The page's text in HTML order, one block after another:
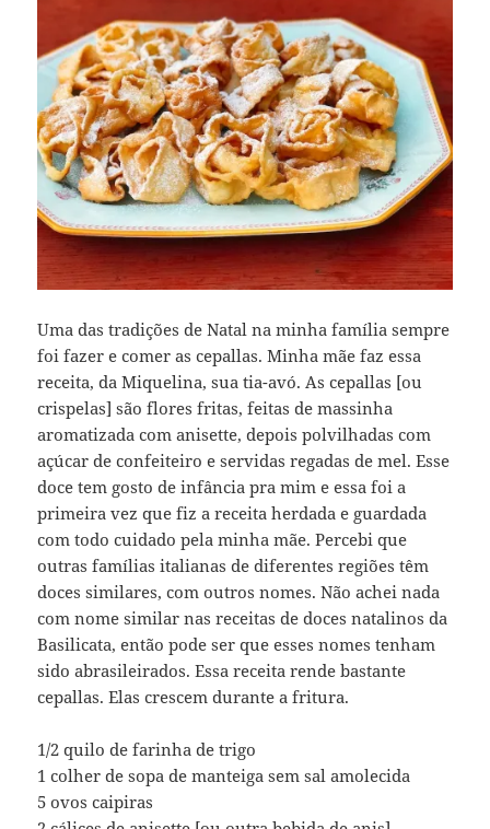
Uma das tradições de Natal na minha família sempre
foi fazer e comer as cepallas. Minha mãe faz essa
receita, da Miquelina, sua tia-avó. As cepallas [ou
crispelas] são flores fritas, feitas de massinha
aromatizada com anisette, depois polvilhadas com
açúcar de confeiteiro e servidas regadas de mel. Esse
doce tem gosto de infância pra mim e essa foi a
primeira vez que fiz a receita herdada e guardada
com todo cuidado pela minha mãe. Percebi que
outras famílias italianas de diferentes regiões têm
doces similares, com outros nomes. Não achei nada
com nome similar nas receitas de doces natalinos da
Basilicata, então pode ser que esses nomes tenham
sido abrasileirados. Essa receita rende bastante
cepallas. Elas crescem durante a fritura.
1/2 quilo de farinha de trigo
1 colher de sopa de manteiga sem sal amolecida
5 ovos caipiras